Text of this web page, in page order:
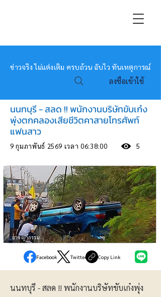
หมอข่าว
ข่าวจริง ไม่แต่งเติม ครบถ้วน ฉับไว ทันเหตุการณ์
ลงชื่อเข้าใช้
นนทบุรี - สลด !! พนักงานบริษัทขับเก๋ง
พุ่งตกคลองเสียชีวิตคาสายโทรศัพท์
แฟนสาว
9 กุมภาพันธ์ 2569 เวลา 06:38:00 5
อาชญากรรม
Facebook Twitter Copy Link
นนทบุรี - สลด !! พนักงานบริษัทขับเก๋งพุ่ง